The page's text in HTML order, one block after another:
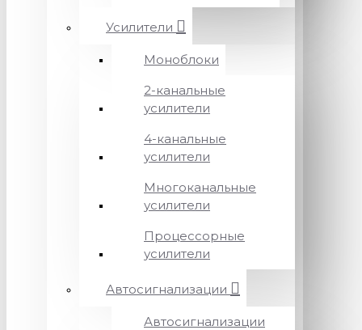
Усилители
Моноблоки
2-канальные
усилители
4-канальные
усилители
Многоканальные
усилители
Процессорные
усилители
Автосигнализации
Автосигнализации